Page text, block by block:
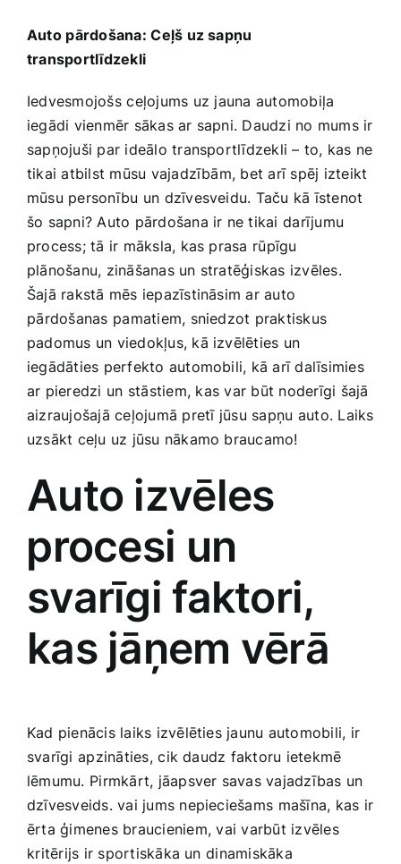
Mobilie telefoni, planšetdatori
Pakalpojumi
Pārtikas preces
Preces birojam
Preces pieaugušajiem
Rotaļlietas, bērnu preces
Smaržas, kosmētika
Sports, tūrisms un atpūta
TV un Sadzīves tehnika
Zoo preces
Auto ⁣pārdošana: ⁣Ceļš uz sapņu
transportlīdzekli
Iedvesmojošs ⁢ceļojums‌ uz ⁣jauna automobiļa
iegādi vienmēr sākas​ ar sapni. Daudzi no mums ir⁢
sapņojuši par ideālo transportlīdzekli ‍– to, kas ne
tikai atbilst mūsu vajadzībām, bet arī‍ spēj‌ izteikt
mūsu personību ⁣un dzīvesveidu. Taču kā īstenot​
šo sapni? Auto pārdošana ir ​ne tikai ⁤darījumu
process; tā ir māksla, kas prasa⁣ rūpīgu
plānošanu, ‍zināšanas un stratēģiskas izvēles.‍
Šajā ​rakstā ‍mēs‍ iepazīstināsim ar auto
⁣pārdošanas⁣ pamatiem, sniedzot praktiskus
padomus un viedokļus, kā izvēlēties un
iegādāties perfekto automobili, ‌kā arī dalīsimies
ar pieredzi⁤ un stāstiem, ⁤kas var ​būt noderīgi šajā ​
aizraujošajā ceļojumā​ pretī ⁣jūsu ​sapņu⁣ auto. Laiks
uzsākt ceļu uz jūsu nākamo braucamo!
Auto izvēles
⁣procesi un
svarīgi faktori,
kas jāņem vērā
Kad pienācis‍ laiks izvēlēties jaunu automobili, ir⁣
svarīgi ⁣apzināties, ⁣cik daudz faktoru‍ ietekmē
lēmumu.⁢ Pirmkārt, jāapsver savas ‌vajadzības un
dzīvesveids. vai jums‍ nepieciešams⁤ mašīna, ⁢kas ir
ērta ģimenes braucieniem, ⁢vai varbūt izvēles
⁣kritērijs ir sportiskāka un⁢ dinamiskāka